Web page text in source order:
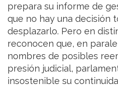
prepara su informe de
que no hay una decisión
desplazarlo. Pero en
reconocen que, en
nombres de posibles
presión judicial,
insostenible su